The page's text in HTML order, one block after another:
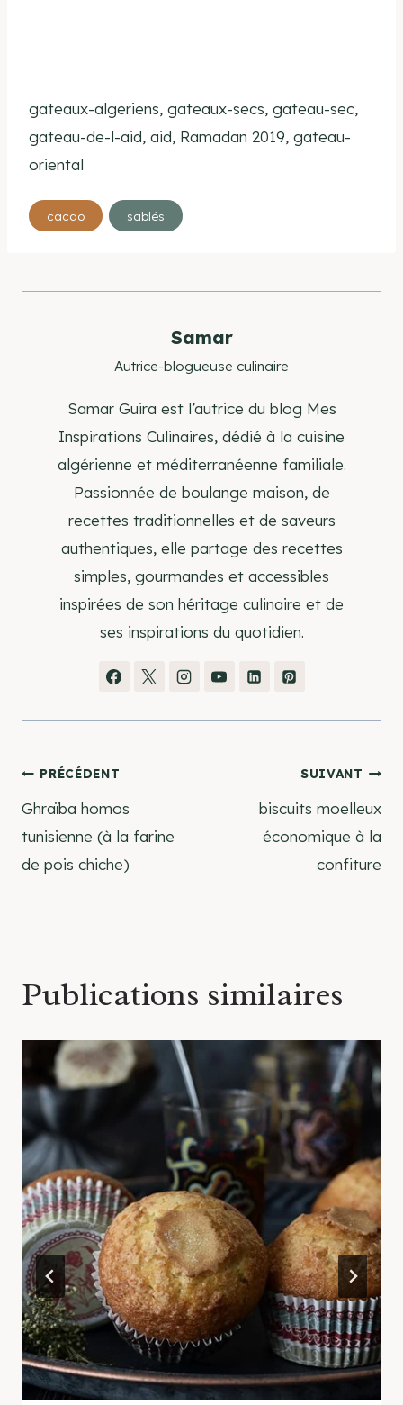
gateaux-algeriens, gateaux-secs, gateau-sec,
gateau-de-l-aid, aid, Ramadan 2019, gateau-
oriental
Étiquettes
de
publication :
cacao sablés
Samar
Autrice-blogueuse culinaire
Samar Guira est l’autrice du blog Mes
Inspirations Culinaires, dédié à la cuisine
algérienne et méditerranéenne familiale.
Passionnée de boulange maison, de
recettes traditionnelles et de saveurs
authentiques, elle partage des recettes
simples, gourmandes et accessibles
inspirées de son héritage culinaire et de
ses inspirations du quotidien.
Navigation
de
l’article
PRÉCÉDENT
Ghraïba homos
tunisienne (à la farine
de pois chiche)
SUIVANT
biscuits moelleux
économique à la
confiture
Publications similaires